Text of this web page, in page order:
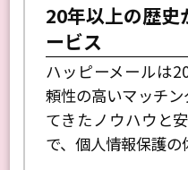
20年以上の歴史
ービス
ハッピーメールは
頼性の高いマッチ
てきたノウハウと
で、個人情報保護の